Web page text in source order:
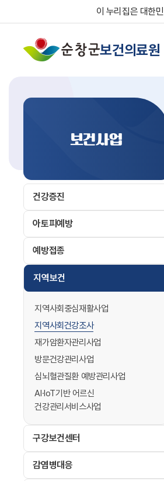
이 누리집은 대한
보건의료원
보건사업
건강증진
아토피예방
예방접종
지역보건
지역사회중심재활사업
지역사회건강조사
재가암환자관리사업
방문건강관리사업
심뇌혈관질환 예방관리사업
AI·IoT기반 어르신
건강관리서비스사업
구강보건센터
감염병대응